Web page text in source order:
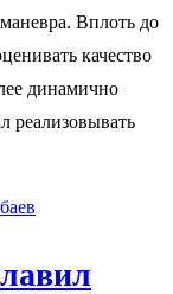
Вплоть до
качество
динамично
реализовывать